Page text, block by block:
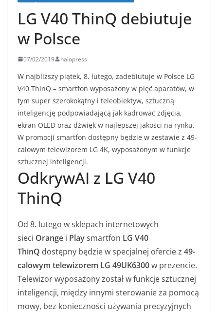
LG V40 ThinQ debiutuje
w Polsce
07/02/2019 halopress
W najbliższy piątek, 8. lutego, zadebiutuje w Polsce LG
V40 ThinQ – smartfon wyposażony w pięć aparatów, w
tym super szerokokątny i teleobiektyw, sztuczną
inteligencję podpowiadającą jak kadrować zdjęcia,
ekran OLED oraz dźwięk w najlepszej jakości na rynku.
W promocji smartfon dostępny będzie w zestawie z 49-
calowym telewizorem LG 4K, wyposażonym w funkcje
sztucznej inteligencji.
OdkrywAI z LG V40
ThinQ
Od 8. lutego w sklepach internetowych
sieci Orange i Playsmartfon LG V40
ThinQ dostępny będzie w specjalnej ofercie z 49-
calowym telewizorem LG 49UK6300w prezencie.
Telewizor wyposażony został w funkcje sztucznej
inteligencji, między innymi sterowanie za pomocą
mowy, bez konieczności używania precyzyjnych